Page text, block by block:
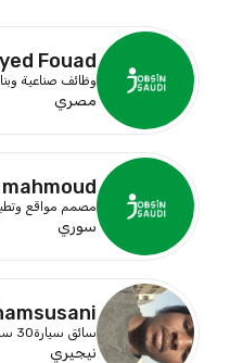
Fouad
وظائف صناعية
مصري
mahmoud
مصمم مواقع
سوري
سائق سيارة30 سنة
نيجيري